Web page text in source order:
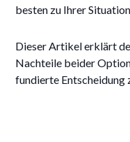
besten zu Ihrer
Dieser Artikel erklärt
Nachteile beider
fundierte Entscheidung